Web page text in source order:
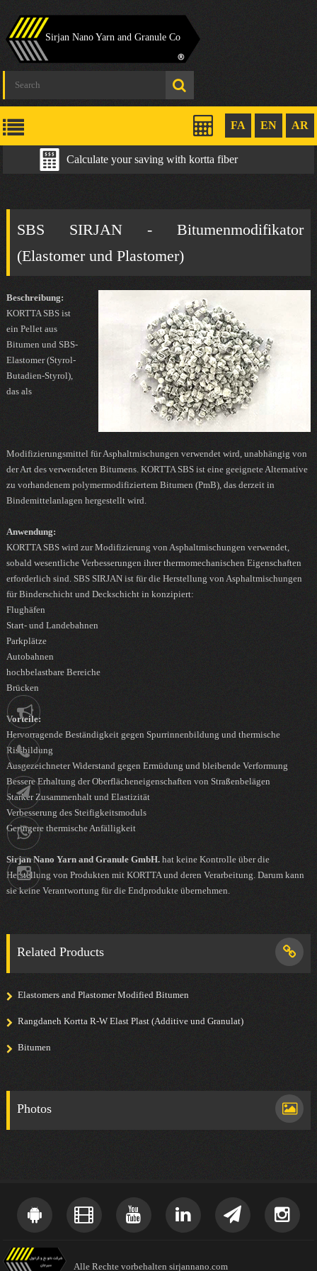
Sirjan Nano Yarn and Granule Co
AR
EN
FA
Calculate your saving with kortta fiber
SBS SIRJAN - Bitumenmodifikator
(Elastomer und Plastomer)
Beschreibung:
KORTTA SBS ist
ein Pellet aus
Bitumen und SBS-
Elastomer (Styrol-
Butadien-Styrol),
das als
Modifizierungsmittel für Asphaltmischungen verwendet wird, unabhängig von
der Art des verwendeten Bitumens. KORTTA SBS ist eine geeignete Alternative
zu vorhandenem polymermodifiziertem Bitumen (PmB), das derzeit in
Bindemittelanlagen hergestellt wird.
Anwendung:
KORTTA SBS wird zur Modifizierung von Asphaltmischungen verwendet,
sobald wesentliche Verbesserungen ihrer thermomechanischen Eigenschaften
erforderlich sind. SBS SIRJAN ist für die Herstellung von Asphaltmischungen
für Binderschicht und Deckschicht in konzipiert:
Flughäfen
Start- und Landebahnen
Parkplätze
Autobahnen
hochbelastbare Bereiche
Brücken
Vorteile:
Hervorragende Beständigkeit gegen Spurrinnenbildung und thermische
Rissbildung
Ausgezeichneter Widerstand gegen Ermüdung und bleibende Verformung
Bessere Erhaltung der Oberflächeneigenschaften von Straßenbelägen
Starker Zusammenhalt und Elastizität
Verbesserung des Steifigkeitsmoduls
Geringere thermische Anfälligkeit
Sirjan Nano Yarn and Granule GmbH. hat keine Kontrolle über die
Herstellung von Produkten mit KORTTA und deren Verarbeitung. Darum kann
sie keine Verantwortung für die Endprodukte übernehmen.
Related Products
Elastomers and Plastomer Modified Bitumen
Rangdaneh Kortta R-W Elast Plast (Additive und Granulat)
Bitumen
Photos
Alle Rechte vorbehalten sirjannano.com
021-
88752902
Telegram
09036258539
Instagram